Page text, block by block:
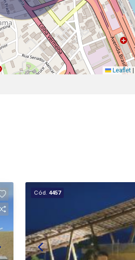
Leaflet
Cód. 4457